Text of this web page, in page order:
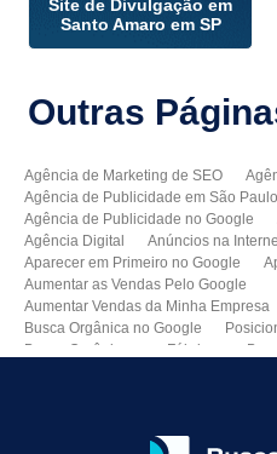
Site de Divulgação em
Santo Amaro em SP
Outras
Agência de Marketing de SEO
Agência de Publicidade em São Paulo
Agência de Publicidade no Google
Agência Digital
Anúncios na
Aparecer em Primeiro no Google
Aumentar as Vendas Pelo Google
Aumentar Vendas da Minha Empresa
Busca Orgânica no Google
Busca Orgânica para Fábricas
Como Melhorar as Vendas